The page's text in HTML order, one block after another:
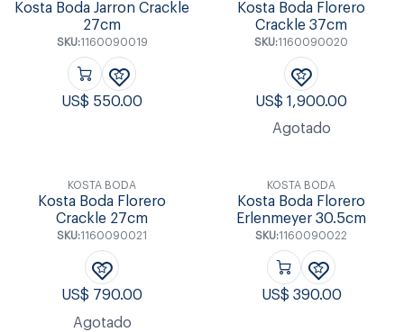
Kosta Boda Jarron Crackle
27cm
SKU:1160090019
US$ 550.00
Kosta Boda Florero
Crackle 37cm
SKU:1160090020
US$1,900.00
Agotado
KOSTA BODA
Kosta Boda Florero
Crackle 27cm
SKU:1160090021
US$ 790.00
Agotado
KOSTA BODA
Kosta Boda Florero
Erlenmeyer 30.5cm
SKU:1160090022
US$ 390.00